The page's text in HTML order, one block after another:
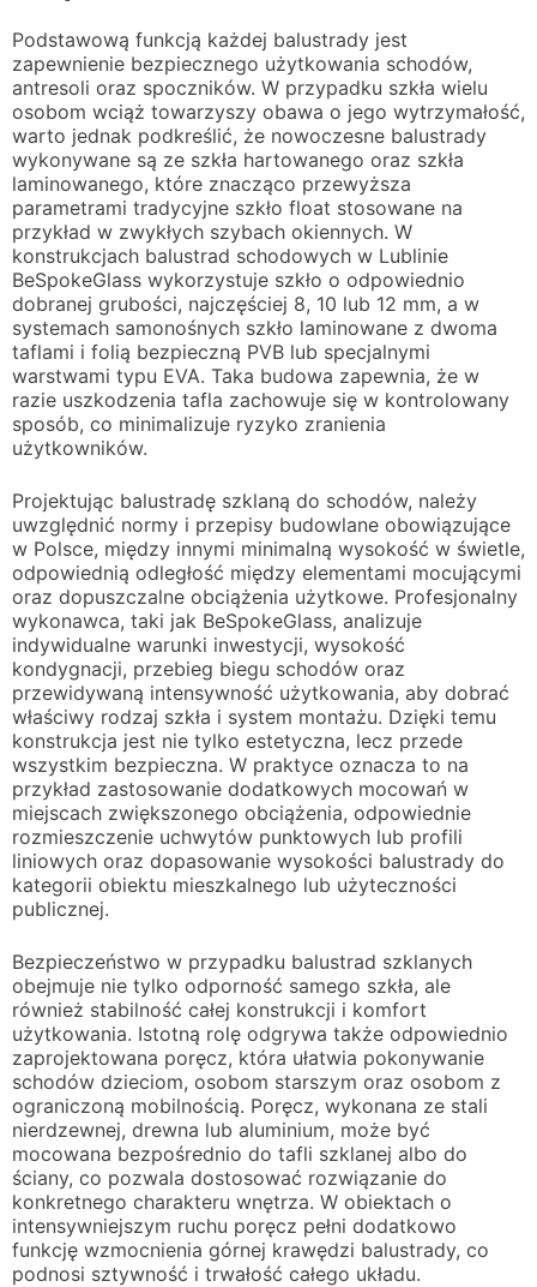
Podstawową funkcją każdej balustrady jest
zapewnienie bezpiecznego użytkowania schodów,
antresoli oraz spoczników. W przypadku szkła wielu
osobom wciąż towarzyszy obawa o jego wytrzymałość,
warto jednak podkreślić, że nowoczesne balustrady
wykonywane są ze szkła hartowanego oraz szkła
laminowanego, które znacząco przewyższa
parametrami tradycyjne szkło float stosowane na
przykład w zwykłych szybach okiennych. W
konstrukcjach balustrad schodowych w Lublinie
BeSpokeGlass wykorzystuje szkło o odpowiednio
dobranej grubości, najczęściej 8, 10 lub 12 mm, a w
systemach samonośnych szkło laminowane z dwoma
taflami i folią bezpieczną PVB lub specjalnymi
warstwami typu EVA. Taka budowa zapewnia, że w
razie uszkodzenia tafla zachowuje się w kontrolowany
sposób, co minimalizuje ryzyko zranienia
użytkowników.
Projektując balustradę szklaną do schodów, należy
uwzględnić normy i przepisy budowlane obowiązujące
w Polsce, między innymi minimalną wysokość w świetle,
odpowiednią odległość między elementami mocującymi
oraz dopuszczalne obciążenia użytkowe. Profesjonalny
wykonawca, taki jak BeSpokeGlass, analizuje
indywidualne warunki inwestycji, wysokość
kondygnacji, przebieg biegu schodów oraz
przewidywaną intensywność użytkowania, aby dobrać
właściwy rodzaj szkła i system montażu. Dzięki temu
konstrukcja jest nie tylko estetyczna, lecz przede
wszystkim bezpieczna. W praktyce oznacza to na
przykład zastosowanie dodatkowych mocowań w
miejscach zwiększonego obciążenia, odpowiednie
rozmieszczenie uchwytów punktowych lub profili
liniowych oraz dopasowanie wysokości balustrady do
kategorii obiektu mieszkalnego lub użyteczności
publicznej.
Bezpieczeństwo w przypadku balustrad szklanych
obejmuje nie tylko odporność samego szkła, ale
również stabilność całej konstrukcji i komfort
użytkowania. Istotną rolę odgrywa także odpowiednio
zaprojektowana poręcz, która ułatwia pokonywanie
schodów dzieciom, osobom starszym oraz osobom z
ograniczoną mobilnością. Poręcz, wykonana ze stali
nierdzewnej, drewna lub aluminium, może być
mocowana bezpośrednio do tafli szklanej albo do
ściany, co pozwala dostosować rozwiązanie do
konkretnego charakteru wnętrza. W obiektach o
intensywniejszym ruchu poręcz pełni dodatkowo
funkcję wzmocnienia górnej krawędzi balustrady, co
podnosi sztywność i trwałość całego układu.